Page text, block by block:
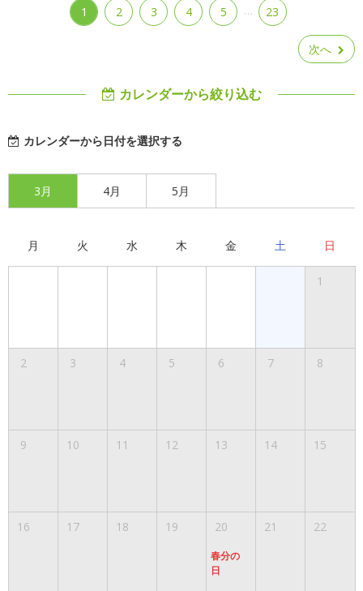
1 2 3 4 5 … 23
次へ
カレンダーから絞り込む
カレンダーから日付を選択する
3月 4月 5月
月 火 水 木 金 土 日
1
2 3 4 5 6 7 8
9 10 11 12 13 14 15
16 17 18 19 20
春分の
日
21 22